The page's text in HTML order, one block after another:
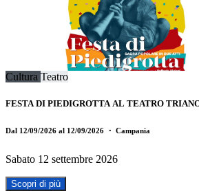
Cultura Teatro
FESTA DI PIEDIGROTTA AL TEATRO
Dal 12/09/2026 al 12/09/2026 ・ Campania
Sabato 12 settembre 2026
Scopri di più